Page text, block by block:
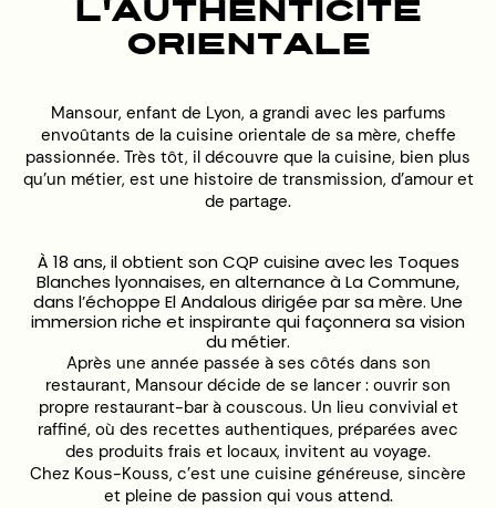
L'authenticité
orientale
Mansour, enfant de Lyon, a grandi avec les parfums
envoûtants de la cuisine orientale de sa mère, cheffe
passionnée. Très tôt, il découvre que la cuisine, bien plus
qu’un métier, est une histoire de transmission, d’amour et
de partage.
À 18 ans, il obtient son CQP cuisine avec les Toques
Blanches lyonnaises, en alternance à La Commune,
dans l’échoppe El Andalous dirigée par sa mère. Une
immersion riche et inspirante qui façonnera sa vision
du métier.
Après une année passée à ses côtés dans son
restaurant, Mansour décide de se lancer : ouvrir son
propre restaurant-bar à couscous. Un lieu convivial et
raffiné, où des recettes authentiques, préparées avec
des produits frais et locaux, invitent au voyage.
Chez Kous-Kouss, c’est une cuisine généreuse, sincère
et pleine de passion qui vous attend.